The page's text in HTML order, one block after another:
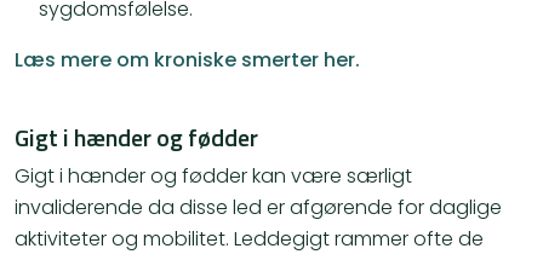
sygdomsfølelse​.
Læs mere om kroniske smerter her.
Gigt i hænder og fødder
Gigt i hænder og fødder kan være særligt
invaliderende da disse led er afgørende for daglige
aktiviteter og mobilitet. Leddegigt rammer ofte de